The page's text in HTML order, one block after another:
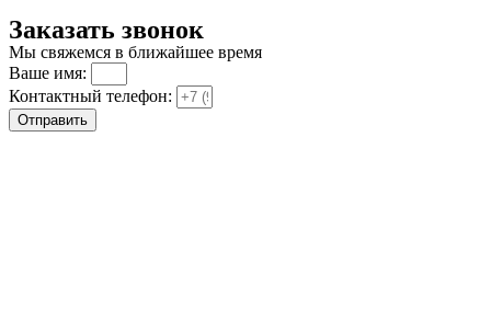
Заказать звонок
Мы свяжемся в ближайшее время
Ваше имя:
Контактный телефон:
Отправить